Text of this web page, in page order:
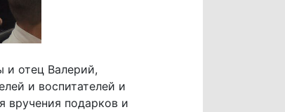
и отец Валерий,
и воспитателей и
вручения подарков и